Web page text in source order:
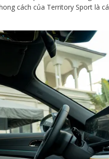
cách của Territory Sport là